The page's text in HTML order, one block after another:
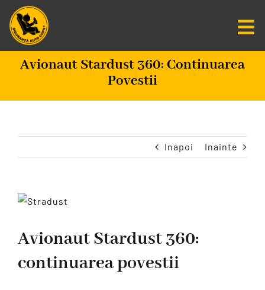
Salt
conținut
Centru De Informare
Fundatia SAC
Avionaut Stardust 360: Continuarea
Povestii
Inapoi Inainte
Vezi
mai
Avionaut Stardust 360:
continuarea povestii